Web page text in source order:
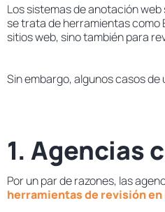
Los sistemas de anotación
se trata de herramientas como
sitios web, sino también para
Sin embargo, algunos casos
1. Agencias
Por un par de razones, las
herramientas de revisión en